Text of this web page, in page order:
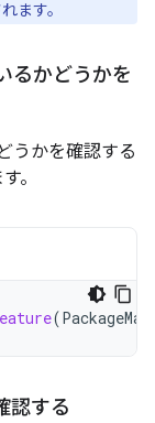
ます。
るかどうかを
うかを確認する
。
(
認する